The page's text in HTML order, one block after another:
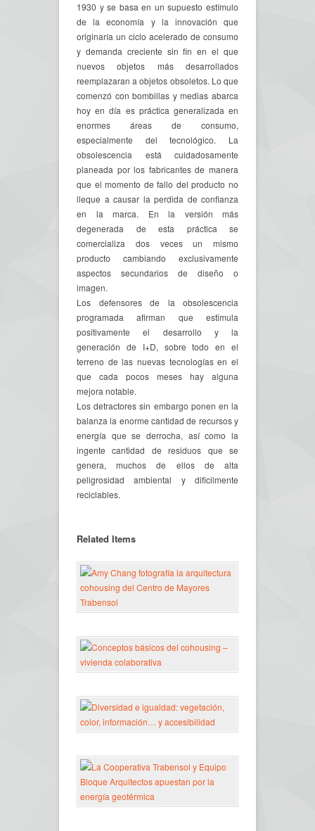
1930 y se basa en un supuesto estímulo
de la economía y la innovación que
originaría un ciclo acelerado de consumo
y demanda creciente sin fin en el que
nuevos objetos más desarrollados
reemplazaran a objetos obsoletos. Lo que
comenzó con bombillas y medias abarca
hoy en día es práctica generalizada en
enormes áreas de consumo,
especialmente del tecnológico. La
obsolescencia está cuidadosamente
planeada por los fabricantes de manera
que el momento de fallo del producto no
lleque a causar la perdida de confianza
en la marca. En la versión más
degenerada de esta práctica se
comercializa dos veces un mismo
producto cambiando exclusivamente
aspectos secundarios de diseño o
imagen.
Los defensores de la obsolescencia
programada afirman que estimula
positivamente el desarrollo y la
generación de I+D, sobre todo en el
terreno de las nuevas tecnologías en el
que cada pocos meses hay alguna
mejora notable.
Los detractores sin embargo ponen en la
balanza la enorme cantidad de recursos y
energía que se derrocha, así como la
ingente cantidad de residuos que se
genera, muchos de ellos de alta
peligrosidad ambiental y dificilmente
reciclables.
Related Items